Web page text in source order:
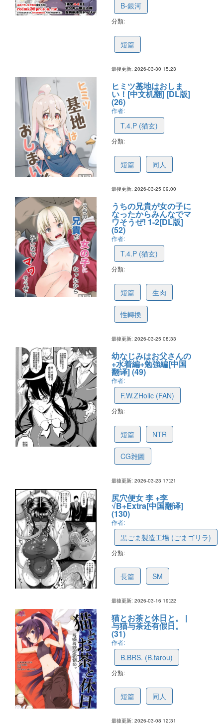
B-銀河
分類:
短篇
最後更新: 2026-03-30 15:23
ヒミツ基地はおしま
い！[中文机翻] [DL版]
(26)
作者:
T.4.P (猫玄)
分類:
短篇 同人
最後更新: 2026-03-25 09:00
うちの兄貴が女の子に
なったからみんなでマ
ワそうぜ! 1-2[DL版]
(52)
作者:
T.4.P (猫玄)
分類:
短篇 生肉
性轉換
最後更新: 2026-03-25 08:33
幼なじみはお父さんの
+水着編+勉強編[中国
翻译] (49)
作者:
F.W.ZHolic (FAN)
分類:
短篇 NTR
CG雜圖
最後更新: 2026-03-23 17:21
尻穴便女 李 +李
√B+Extra[中国翻译]
(130)
作者:
黒ごま製造工場 (ごまゴリラ)
分類:
長篇 SM
最後更新: 2026-03-16 19:22
猫とお茶と休日と。 |
与猫与茶还有假日。
(31)
作者:
B.BRS. (B.tarou)
分類:
短篇 同人
最後更新: 2026-03-08 12:31